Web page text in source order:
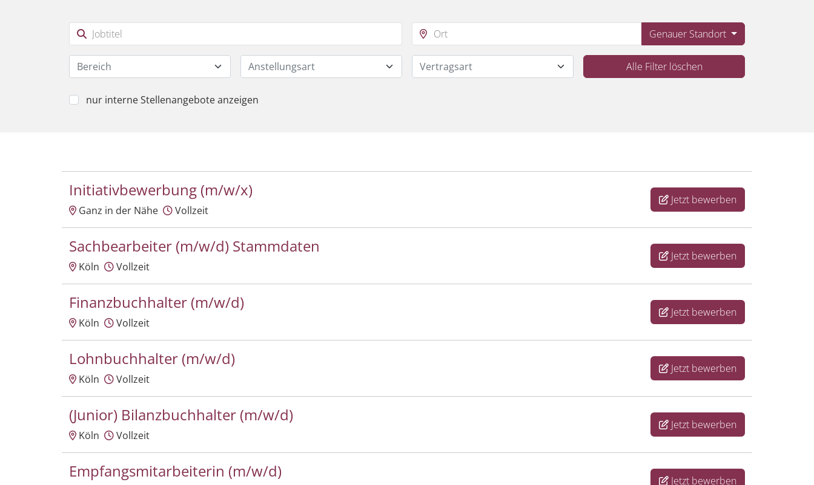
Genauer Standort
Bereich Anstellungsart Vertragsart Alle Filter löschen
nur interne Stellenangebote anzeigen
Initiativbewerbung (m/w/x)
Ganz in der Nähe Vollzeit
Jetzt bewerben
Sachbearbeiter (m/w/d) Stammdaten
Köln Vollzeit
Jetzt bewerben
Finanzbuchhalter (m/w/d)
Köln Vollzeit
Jetzt bewerben
Lohnbuchhalter (m/w/d)
Köln Vollzeit
Jetzt bewerben
(Junior) Bilanzbuchhalter (m/w/d)
Köln Vollzeit
Jetzt bewerben
Empfangsmitarbeiterin (m/w/d) Jetzt bewerben